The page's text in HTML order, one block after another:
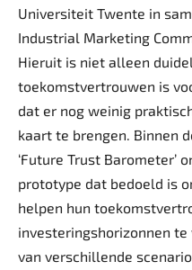
Universiteit Twente in
Industrial Marketing
Hieruit is niet alleen
toekomstvertrouwen is
dat er nog weinig
kaart te brengen. Binnen
‘Future Trust Barometer’
prototype dat bedoeld is
helpen hun
investerings­horizonnen
van verschillende